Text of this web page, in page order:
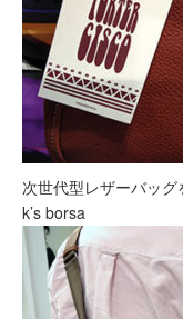
次世代型レザーバッ
k’s borsa